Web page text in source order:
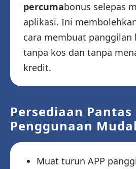
percumabonus selepas
aplikasi. Ini
cara membuat panggilan
tanpa kos dan tanpa
kredit.
Persediaan Pantas
Penggunaan
Muat turun APP